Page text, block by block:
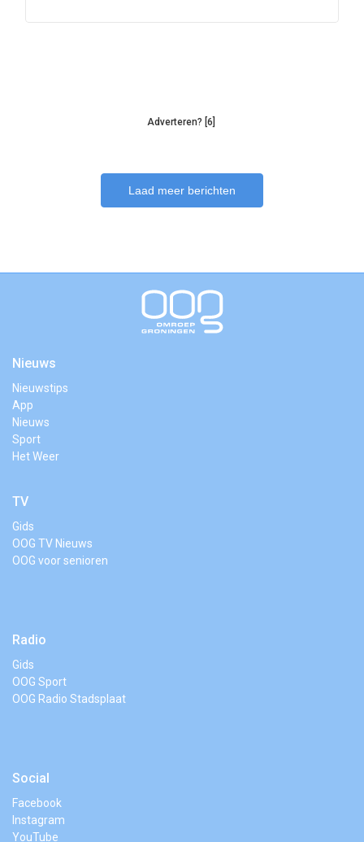
Adverteren? [6]
Laad meer berichten
Nieuws
Nieuwstips
App
Nieuws
Sport
Het Weer
TV
Gids
OOG TV Nieuws
OOG voor senioren
Radio
Gids
OOG Sport
OOG Radio Stadsplaat
Social
Facebook
Instagram
YouTube